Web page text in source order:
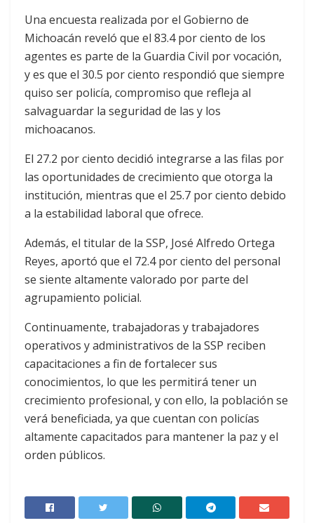
Una encuesta realizada por el Gobierno de
Michoacán reveló que el 83.4 por ciento de los
agentes es parte de la Guardia Civil por vocación,
y es que el 30.5 por ciento respondió que siempre
quiso ser policía, compromiso que refleja al
salvaguardar la seguridad de las y los
michoacanos.
El 27.2 por ciento decidió integrarse a las filas por
las oportunidades de crecimiento que otorga la
institución, mientras que el 25.7 por ciento debido
a la estabilidad laboral que ofrece.
Además, el titular de la SSP, José Alfredo Ortega
Reyes, aportó que el 72.4 por ciento del personal
se siente altamente valorado por parte del
agrupamiento policial.
Continuamente, trabajadoras y trabajadores
operativos y administrativos de la SSP reciben
capacitaciones a fin de fortalecer sus
conocimientos, lo que les permitirá tener un
crecimiento profesional, y con ello, la población se
verá beneficiada, ya que cuentan con policías
altamente capacitados para mantener la paz y el
orden públicos.